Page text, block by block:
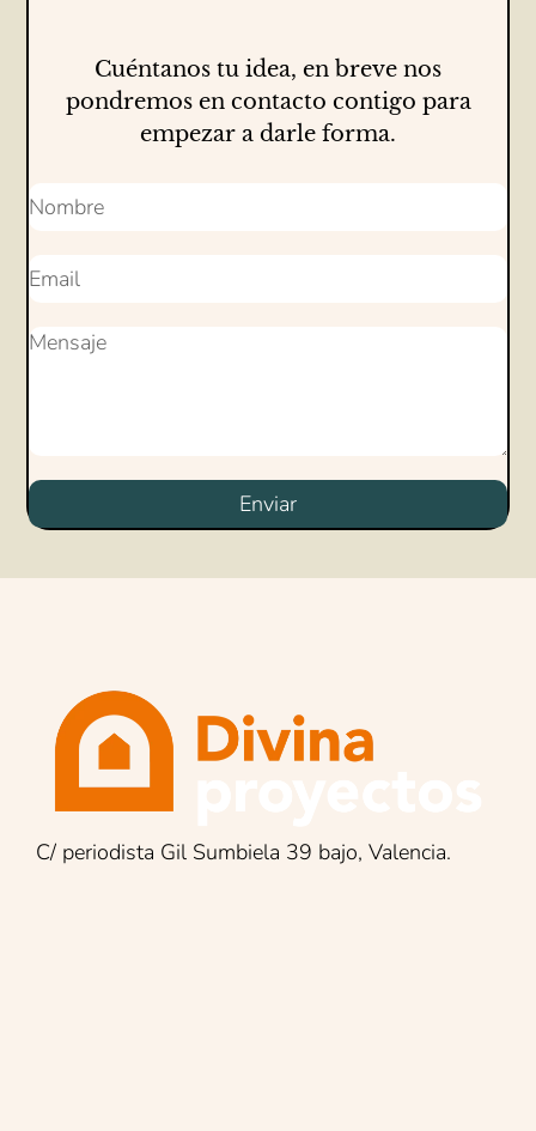
Cuéntanos tu idea, en breve nos
pondremos en contacto contigo para
empezar a darle forma.
Enviar
C/ periodista Gil Sumbiela 39 bajo, Valencia.